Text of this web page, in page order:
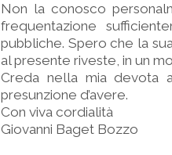
Non la conosco
frequentazione
pubbliche. Spero che la
al presente riveste, in un
Creda nella mia devota
presunzione d’avere.
Con viva cordialità
Giovanni Baget Bozzo